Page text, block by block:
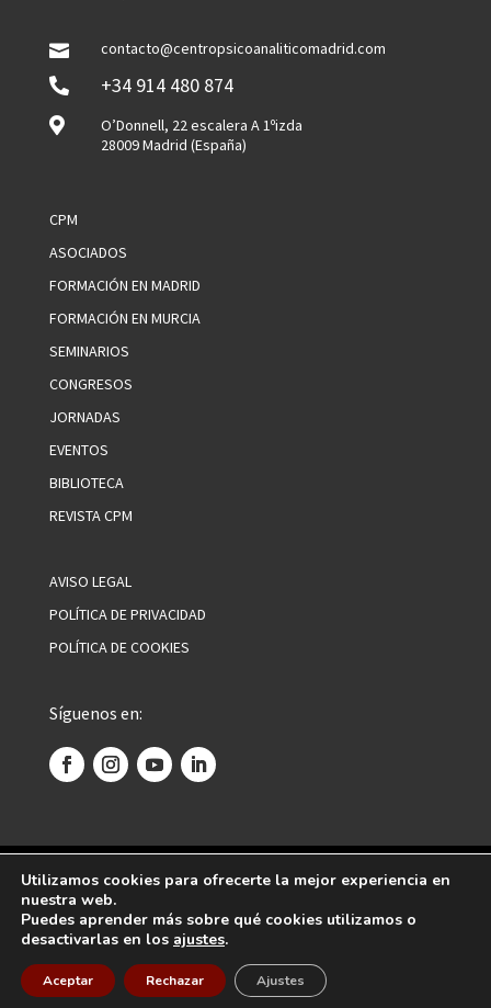

contacto@centropsicoanaliticomadrid.com

+34 914 480 874

O’Donnell, 22 escalera A 1ºizda
28009 Madrid (España)
CPM
ASOCIADOS
FORMACIÓN EN MADRID
FORMACIÓN EN MURCIA
SEMINARIOS
CONGRESOS
JORNADAS
EVENTOS
BIBLIOTECA
REVISTA CPM
AVISO LEGAL
POLÍTICA DE PRIVACIDAD
POLÍTICA DE COOKIES
Síguenos en:
©2026 Centro Psicoanalítico de Madrid. Todos
los derechos reservados.
Diseñado por Global Mente
Utilizamos cookies para ofrecerte la mejor experiencia en
nuestra web.
Puedes aprender más sobre qué cookies utilizamos o
desactivarlas en los ajustes.
Aceptar Rechazar Ajustes